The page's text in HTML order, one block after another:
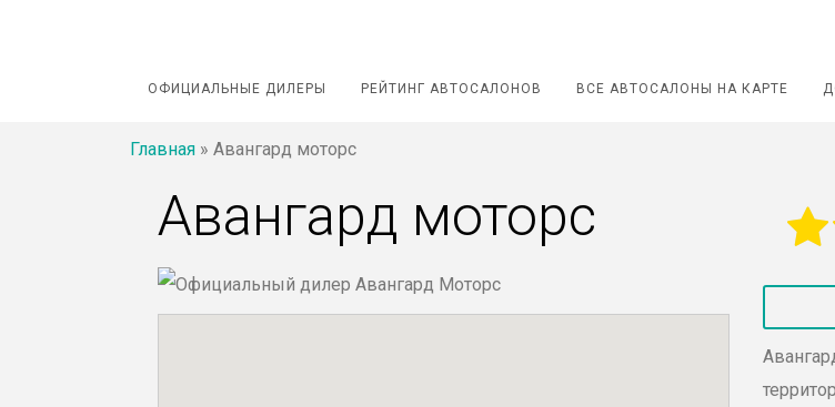
ОФИЦИАЛЬНЫЕ ДИЛЕРЫ РЕЙТИНГ АВТОСАЛОНОВ ВСЕ АВТОСАЛОНЫ НА КАРТЕ
Главная » Авангард моторс
Авангард моторс